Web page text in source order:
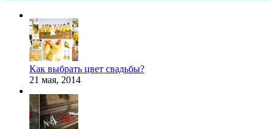
Как выбрать цвет свадьбы?
21 мая, 2014